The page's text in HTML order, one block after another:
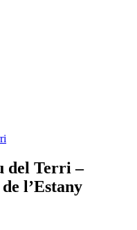
del Terri –
l’Estany